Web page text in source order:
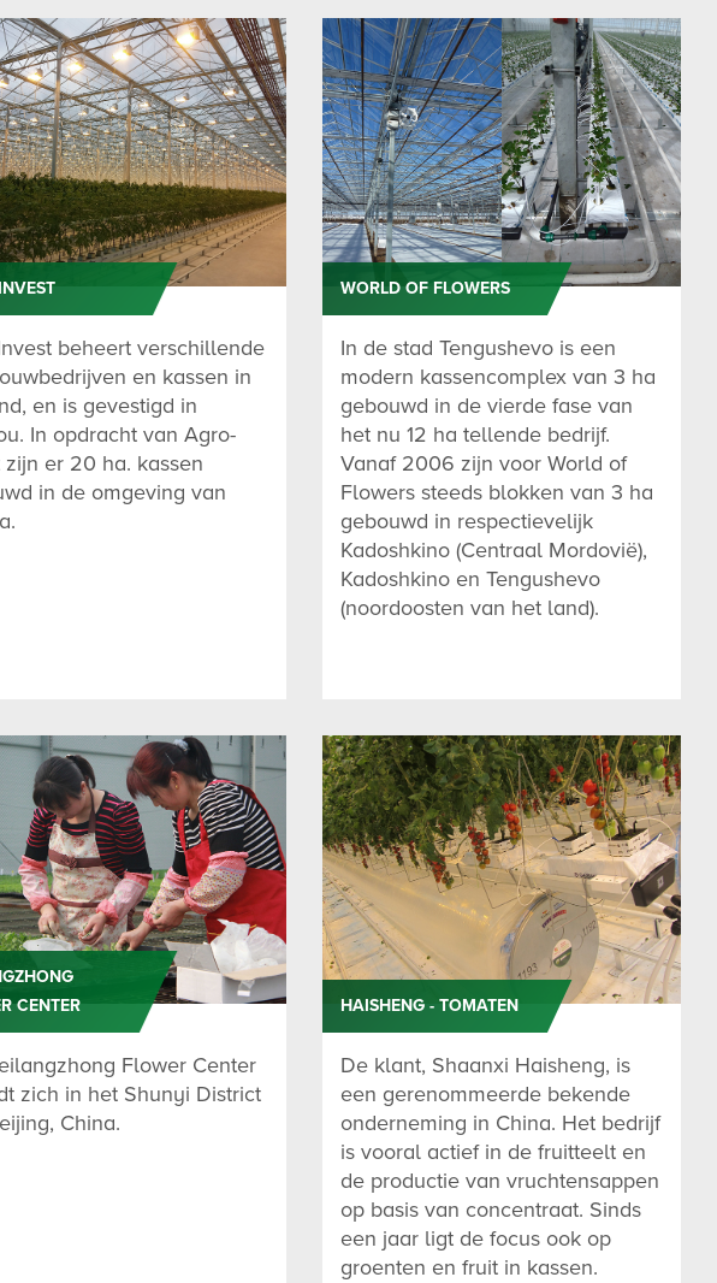
beheert verschillende
en kassen in
en is gevestigd in
In opdracht van Agro-
zijn er 20 ha. kassen
in de omgeving van
WORLD OF FLOWERS
In de stad Tengushevo is een
modern kassencomplex van 3 ha
gebouwd in de vierde fase van
het nu 12 ha tellende bedrijf.
Vanaf 2006 zijn voor World of
Flowers steeds blokken van 3 ha
gebouwd in respectievelijk
Kadoshkino (Centraal Mordovië),
Kadoshkino en Tengushevo
(noordoosten van het land).
CENTER
Flower Center
zich in het Shunyi District
China.
HAISHENG - TOMATEN
De klant, Shaanxi Haisheng, is
een gerenommeerde bekende
onderneming in China. Het bedrijf
is vooral actief in de fruitteelt en
de productie van vruchtensappen
op basis van concentraat. Sinds
een jaar ligt de focus ook op
groenten en fruit in kassen.